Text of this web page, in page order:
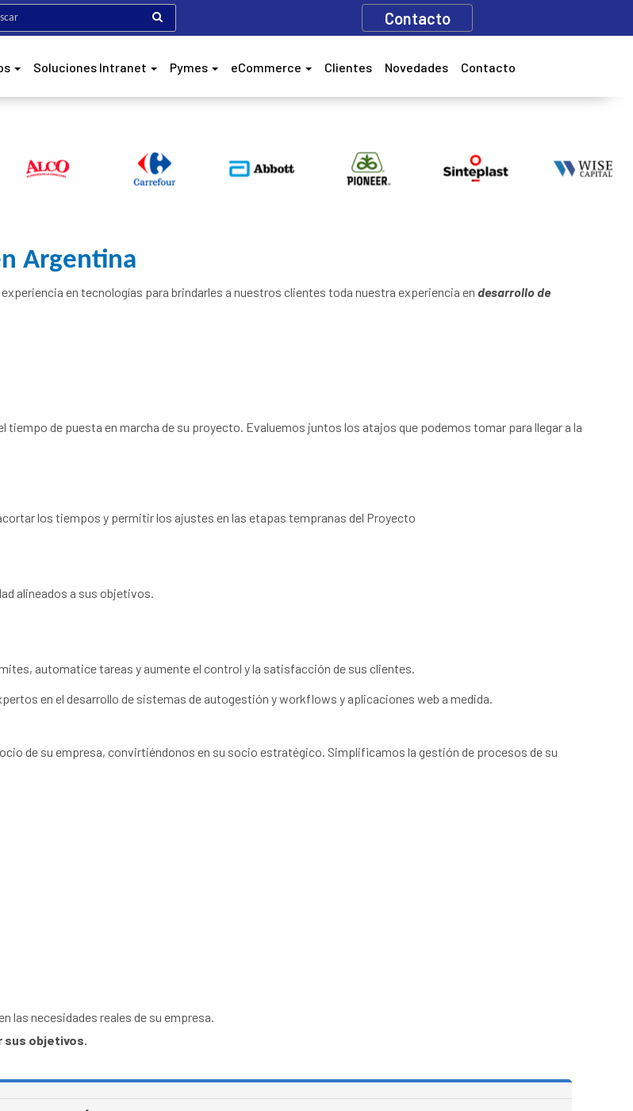
Soluciones Intranet Pymes eCommerce Clientes Novedades Contacto
Contacto
Argentina
en tecnologías para brindarles a nuestros clientes toda nuestra experiencia endesarrollo de
de puesta en marcha de su proyecto. Evaluemos juntos los atajos que podemos tomar para llegar a la
los tiempos y permitir los ajustes en las etapas tempranas del Proyecto
alineados a sus objetivos.
automatice tareas y aumente el control y la satisfacción de sus clientes.
en el desarrollo de sistemas de autogestión y workflows y aplicaciones web a medida.
de su empresa, convirtiéndonos en su socio estratégico. Simplificamos la gestión de procesos de su
las necesidades reales de su empresa.
sus objetivos.